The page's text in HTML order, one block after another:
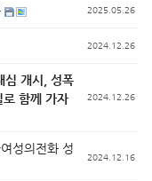
2025.05.26
2024.12.26
심 개시, 성폭
로 함께 가자
2024.12.26
성의전화 성
2024.12.16